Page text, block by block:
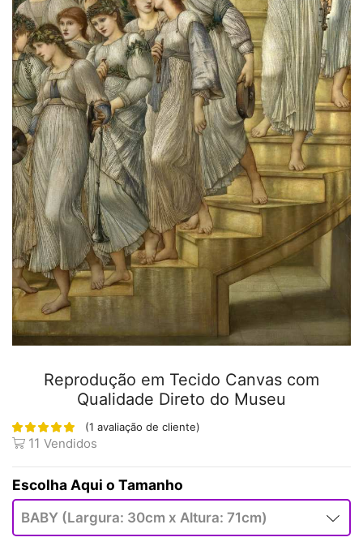
Reprodução em Tecido Canvas com
Qualidade Direto do Museu
(1 avaliação de cliente)
11 Vendidos
Tamanho